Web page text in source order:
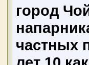
город
частных